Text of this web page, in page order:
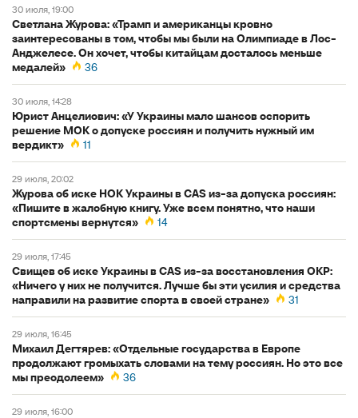
30 июля, 19:00
Светлана Журова: «Трамп и американцы кровно
заинтересованы в том, чтобы мы были на Олимпиаде в Лос-
Анджелесе. Он хочет, чтобы китайцам досталось меньше
медалей»
36
30 июля, 14:28
Юрист Анцелиович: «У Украины мало шансов оспорить
решение МОК о допуске россиян и получить нужный им
вердикт»
11
29 июля, 20:02
Журова об иске НОК Украины в CAS из-за допуска россиян:
«Пишите в жалобную книгу. Уже всем понятно, что наши
спортсмены вернутся»
14
29 июля, 17:45
Свищев об иске Украины в CAS из-за восстановления ОКР:
«Ничего у них не получится. Лучше бы эти усилия и средства
направили на развитие спорта в своей стране»
31
29 июля, 16:45
Михаил Дегтярев: «Отдельные государства в Европе
продолжают громыхать словами на тему россиян. Но это все
мы преодолеем»
36
29 июля, 16:00